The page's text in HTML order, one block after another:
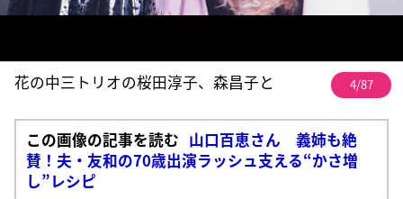
花の中三トリオの桜田淳子、森昌子と 4/87
この画像の記事を読む 山口百恵さん 義姉も絶
賛！夫・友和の70歳出演ラッシュ支える“かさ増
し”レシピ